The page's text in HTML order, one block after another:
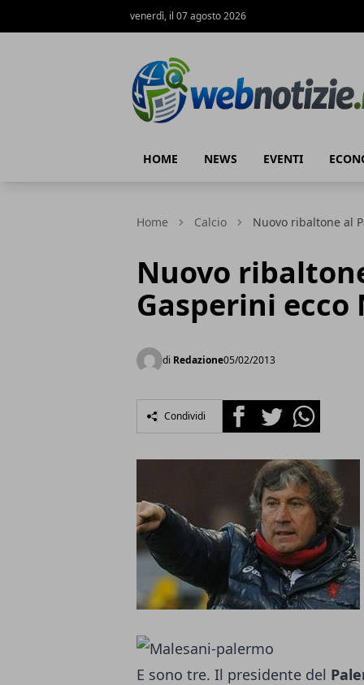
venerdì, il 07 agosto 2026
HOME NEWS EVENTI
Home Calcio Nuovo ribaltone al
Nuovo
Gasperini ecco
di Redazione05/02/2013
Condividi FacebookTwitterWhatsapp
E sono tre. Il presidente del